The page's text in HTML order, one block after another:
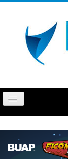
Cambiar
navegación
PUEBLA